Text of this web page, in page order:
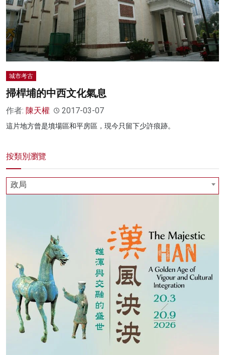
城市考古
掃桿埔的中西文化氣息
作者: 陳天權 2017-03-07
這片地方曾是墳場區和平房區，現今只留下少許痕跡。
按類別瀏覽
政局